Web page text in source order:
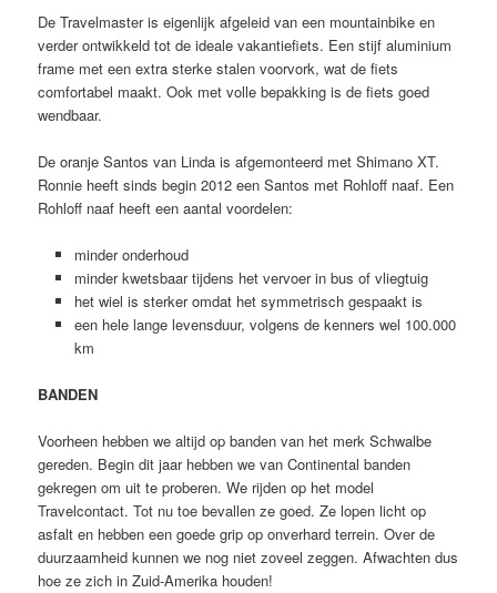
De Travelmaster is eigenlijk afgeleid van een mountainbike en
verder ontwikkeld tot de ideale vakantiefiets. Een stijf aluminium
frame met een extra sterke stalen voorvork, wat de fiets
comfortabel maakt. Ook met volle bepakking is de fiets goed
wendbaar.
De oranje Santos van Linda is afgemonteerd met Shimano XT.
Ronnie heeft sinds begin 2012 een Santos met Rohloff naaf. Een
Rohloff naaf heeft een aantal voordelen:
minder onderhoud
minder kwetsbaar tijdens het vervoer in bus of vliegtuig
het wiel is sterker omdat het symmetrisch gespaakt is
een hele lange levensduur, volgens de kenners wel 100.000
km
BANDEN
Voorheen hebben we altijd op banden van het merk Schwalbe
gereden. Begin dit jaar hebben we van Continental banden
gekregen om uit te proberen. We rijden op het model
Travelcontact. Tot nu toe bevallen ze goed. Ze lopen licht op
asfalt en hebben een goede grip op onverhard terrein. Over de
duurzaamheid kunnen we nog niet zoveel zeggen. Afwachten dus
hoe ze zich in Zuid-Amerika houden!